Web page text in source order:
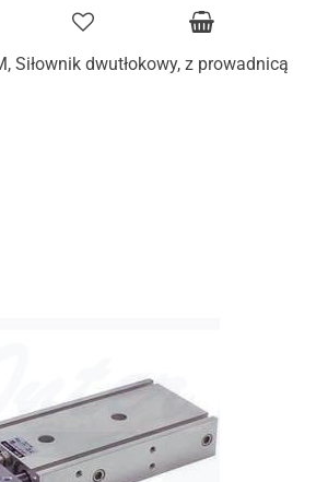
Siłownik dwutłokowy, z prowadnicą